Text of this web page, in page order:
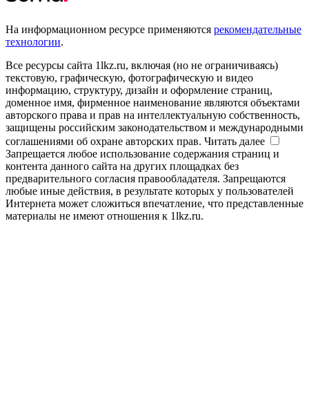
На информационном ресурсе применяются рекомендательные
технологии.
Все ресурсы сайта 1lkz.ru, включая (но не ограничиваясь)
текстовую, графическую, фотографическую и видео
информацию, структуру, дизайн и оформление страниц,
доменное имя, фирменное наименование являются объектами
авторского права и прав на интеллектуальную собственность,
защищены российским законодательством и международными
соглашениями об охране авторских прав. Читать далее
Запрещается любое использование содержания страниц и
контента данного сайта на других площадках без
предварительного согласия правообладателя. Запрещаются
любые иные действия, в результате которых у пользователей
Интернета может сложиться впечатление, что представленные
материалы не имеют отношения к 1lkz.ru.